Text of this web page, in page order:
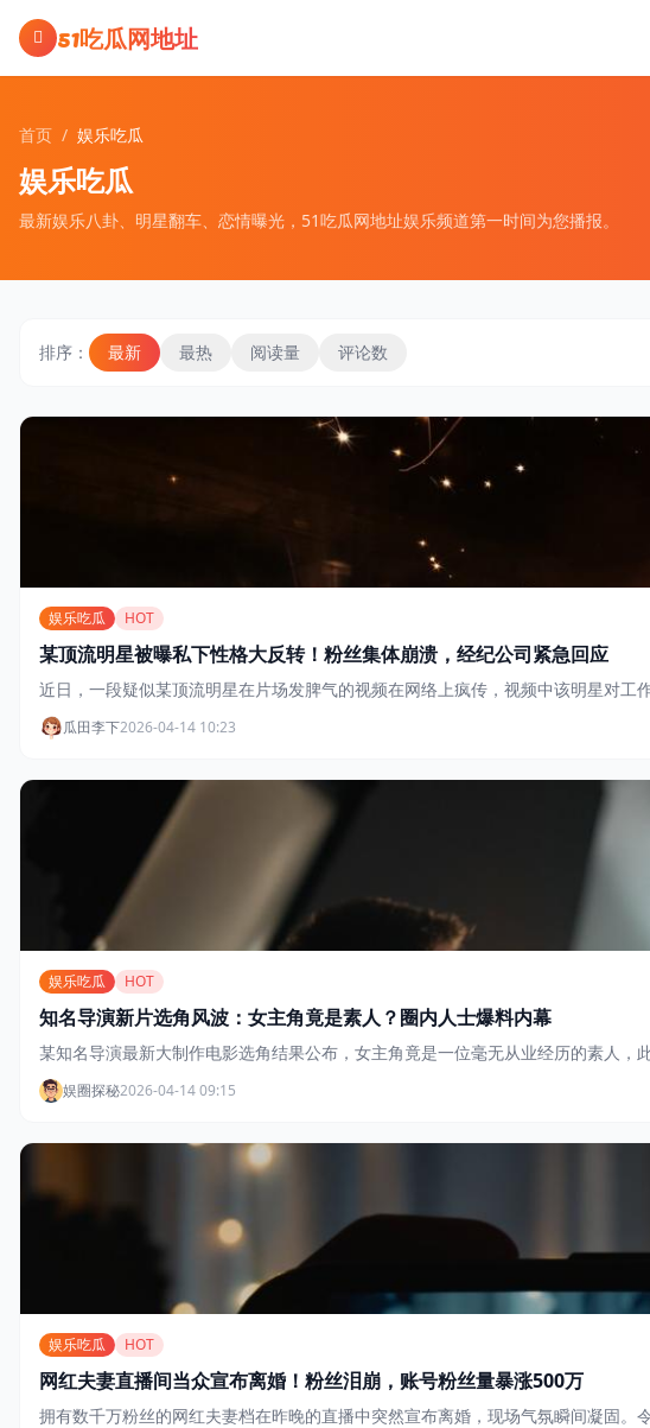
跳过导航
51吃瓜网地址
首页 / 娱乐吃瓜
娱乐吃瓜
最新娱乐八卦、明星翻车、恋情曝光，51吃瓜网地址娱乐频道第一时间为您播报。
排序： 最新 最热 阅读量 评论数
娱乐吃瓜 HOT
某顶流明星被曝私下性格大反转！粉丝集体崩溃，经纪公司紧急回应
近日，一段疑似某顶流明星在片场发脾气的视频在网络上疯传，视频中该明星对
瓜田李下2026-04-14 10:23
娱乐吃瓜 HOT
知名导演新片选角风波：女主角竟是素人？圈内人士爆料内幕
某知名导演最新大制作电影选角结果公布，女主角竟是一位毫无从业经历的素人
娱圈探秘2026-04-14 09:15
娱乐吃瓜 HOT
网红夫妻直播间当众宣布离婚！粉丝泪崩，账号粉丝量暴涨500万
拥有数千万粉丝的网红夫妻档在昨晚的直播中突然宣布离婚，现场气氛瞬间凝固